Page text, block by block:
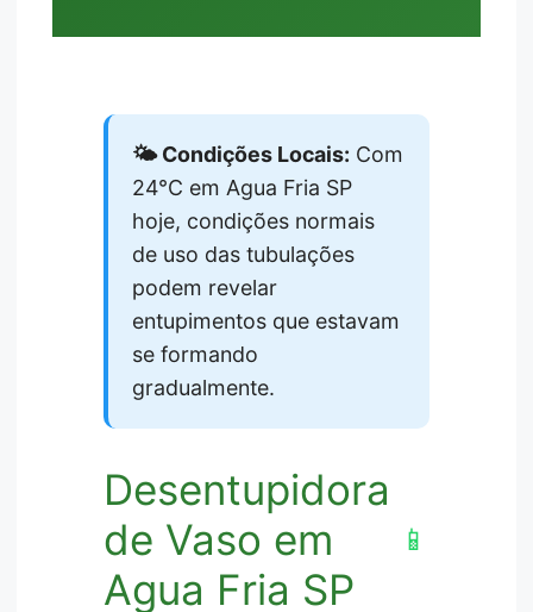
🌤️ Condições Locais: Com
24°C em Agua Fria SP
hoje, condições normais
de uso das tubulações
podem revelar
entupimentos que estavam
se formando
gradualmente.
Desentupidora
de Vaso em
Agua Fria SP
📱